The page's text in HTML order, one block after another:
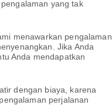
yang tak
menawarkan pengalaman
Jika Anda
Anda mendapatkan
dengan biaya, karena
perjalanan